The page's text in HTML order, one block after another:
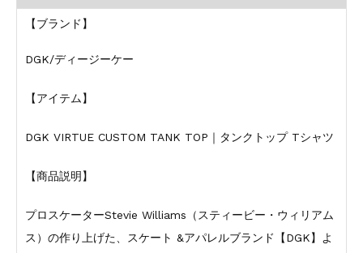
【ブランド】
DGK/ディージーケー
【アイテム】
DGK VIRTUE CUSTOM TANK TOP｜タンクトップ Tシャツ
【商品説明】
プロスケーターStevie Williams（スティービー・ウィリアム
ス）の作り上げた、スケート &アパレルブランド【DGK】よ